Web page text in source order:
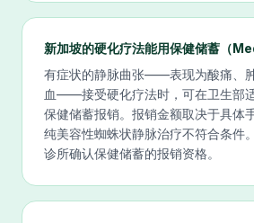
新加坡的硬化疗法能用保健储蓄（
有症状的静脉曲张——表现为酸痛、
血——接受硬化疗法时，可在卫生部
保健储蓄报销。报销金额取决于具体
纯美容性蜘蛛状静脉治疗不符合条件
诊所确认保健储蓄的报销资格。